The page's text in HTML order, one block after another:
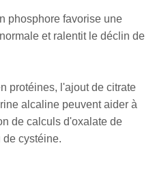
phosphore favorise une
et ralentit le déclin de
protéines, l'ajout de citrate
alcaline peuvent aider à
de calculs d'oxalate de
de cystéine.